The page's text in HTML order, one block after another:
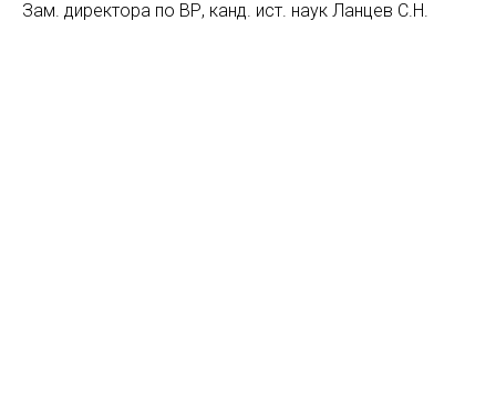
Зам. директора по ВР, канд. ист. наук Ланцев С.Н.